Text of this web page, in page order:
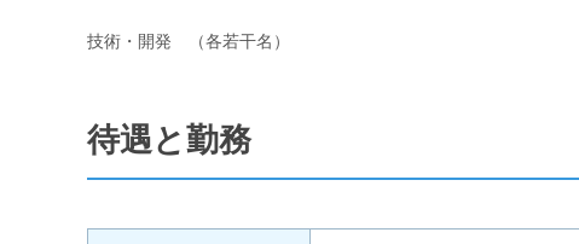
技術・開発 （各若干名）
待遇と勤務